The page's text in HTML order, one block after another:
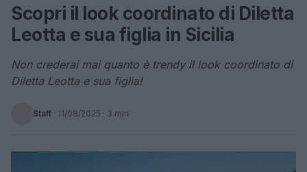
Scopri il look coordinato di Diletta
Leotta e sua figlia in Sicilia
Non crederai mai quanto è trendy il look coordinato di
Diletta Leotta e sua figlia!
Staff · 11/08/2025 · 3 min